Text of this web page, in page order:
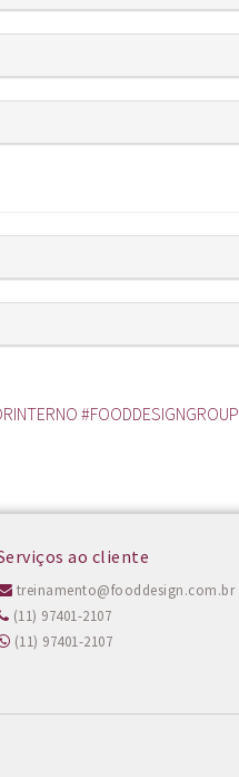
#FOODDESIGNGROUP
ao cliente
treinamento@fooddesign.com.br
(11) 97401-2107
(11) 97401-2107